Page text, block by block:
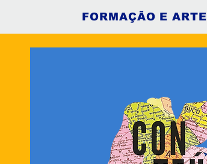
FORMAÇÃO E ARTE